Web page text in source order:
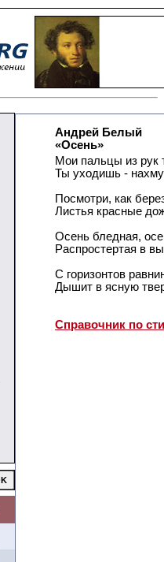
Андрей Белый
«Осень»
Мои пальцы из рук
Ты уходишь -
Посмотри, как
Листья красные
Осень бледная,
Распростертая в
С горизонтов
Дышит в ясную
Справочник по